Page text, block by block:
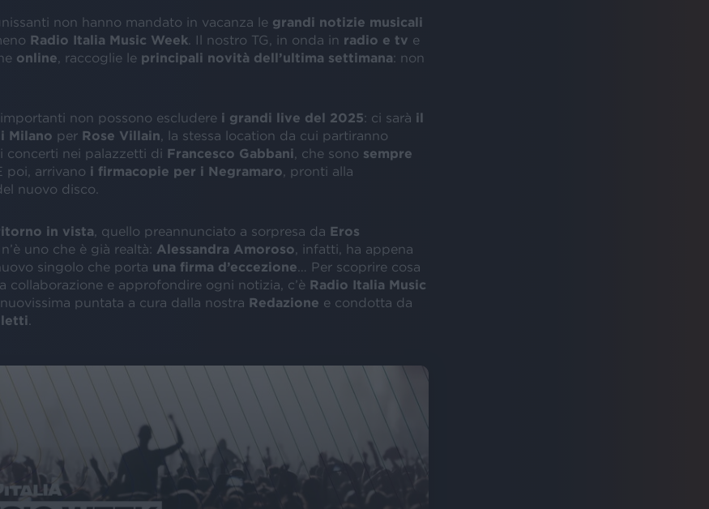
non hanno mandato in vacanza le grandi notizie musicali
Radio Italia Music Week . Il nostro TG, in onda in radio e tv e
online , raccoglie le principali novità dell’ultima settimana: non
non possono escludere i grandi live del 2025: ci sarà il
Milano per Rose Villain , la stessa location da cui partiranno
concerti nei palazzetti di Francesco Gabbani , che sono sempre
poi, arrivano i firmacopie per i Negramaro , pronti alla
nuovo disco.
in vista , quello preannunciato a sorpresa da Eros
n’è uno che è già realtà: Alessandra Amoroso , infatti, ha appena
singolo che porta una firma d’eccezione … Per scoprire cosa
collaborazione e approfondire ogni notizia, c’è Radio Italia Music
nuovissima puntata a cura dalla nostra Redazione e condotta da